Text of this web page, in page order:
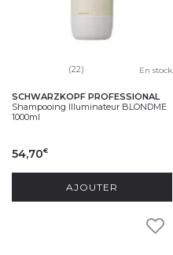
(22) En stock
SCHWARZKOPF PROFESSIONAL
Shampooing Illuminateur BLONDME
1000ml
54,70€
AJOUTER